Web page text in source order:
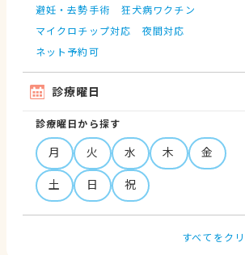
避妊・去勢手術
狂犬病ワクチン
マイクロチップ対応
夜間対応
ネット予約可
診療曜日
診療曜日から探す
月 火 水 木
金
土
日 祝
すべてをク